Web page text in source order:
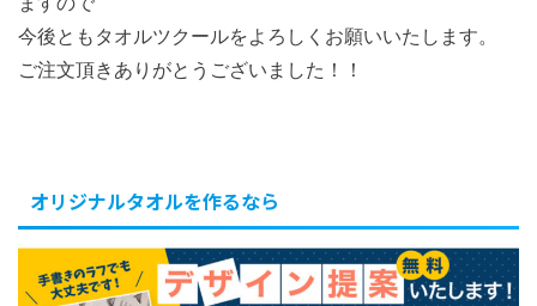
今後ともタオルツクールをよろしくお願いいたします。
ご注文頂きありがとうございました！！
オリジナルタオルを作るなら